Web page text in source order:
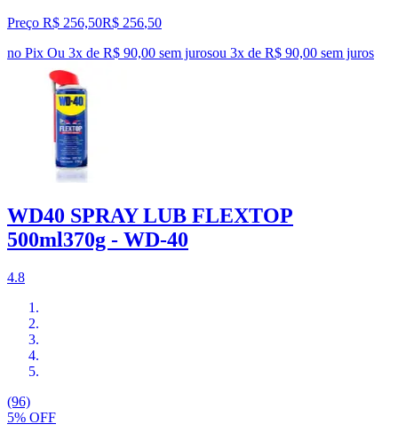
Preço R$ 256,50R$ 256,50
no Pix Ou 3x de R$ 90,00 sem jurosou 3x de R$ 90,00 sem juros
WD40 SPRAY LUB FLEXTOP
500ml370g - WD-40
4.8
(96)
5% OFF